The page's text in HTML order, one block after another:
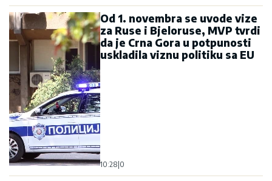
Od 1. novembra se uvode vize
za Ruse i Bjeloruse, MVP tvrdi
da je Crna Gora u potpunosti
uskladila viznu politiku sa EU
10:28 0